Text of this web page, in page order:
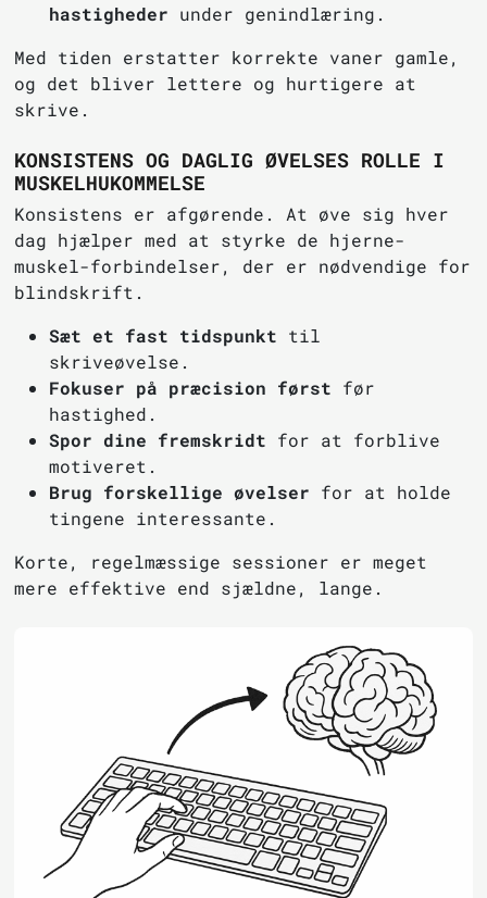
hastigheder under genindlæring.
Med tiden erstatter korrekte vaner gamle,
og det bliver lettere og hurtigere at
skrive.
KONSISTENS OG DAGLIG ØVELSES ROLLE I
MUSKELHUKOMMELSE
Konsistens er afgørende. At øve sig hver
dag hjælper med at styrke de hjerne-
muskel-forbindelser, der er nødvendige for
blindskrift.
Sæt et fast tidspunkt til
skriveøvelse.
Fokuser på præcision først før
hastighed.
Spor dine fremskridt for at forblive
motiveret.
Brug forskellige øvelser for at holde
tingene interessante.
Korte, regelmæssige sessioner er meget
mere effektive end sjældne, lange.